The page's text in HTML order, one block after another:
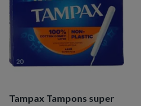
Tampax Tampons super